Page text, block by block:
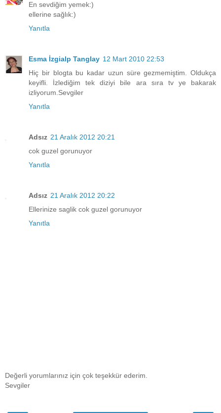
En sevdiğim yemek:)
ellerine sağlık:)
Yanıtla
Esma İzgialp Tanglay 12 Mart 2010 22:53
Hiç bir blogta bu kadar uzun süre gezmemiştim. Oldukça
keyifli. İzlediğim tek diziyi bile ara sıra tv ye bakarak
izliyorum.Sevgiler
Yanıtla
Adsız 21 Aralık 2012 20:21
cok guzel gorunuyor
Yanıtla
Adsız 21 Aralık 2012 20:22
Ellerinize saglik cok guzel gorunuyor
Yanıtla
Değerli yorumlarınız için çok teşekkür ederim.
Sevgiler